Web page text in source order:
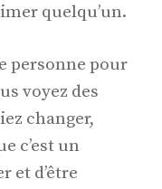
quelqu’un.
personne pour
voyez des
changer,
c’est un
et d’être